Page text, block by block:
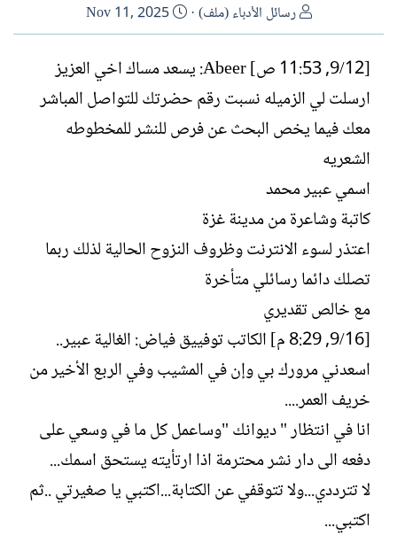
ا
ل
ك
ا
ت
ب
رسائل الأدباء (ملف)
ت
ا
ي
خ
ء
Nov 11, 2025
[12/‏9, 11:53 ص] Abeer: يسعد مساك اخي العزيز
ارسلت لي الزميله نسبت رقم حضرتك للتواصل المباشر
معك فيما يخص البحث عن فرص للنشر للمخطوطه
الشعريه
اسمي عبير محمد
كاتبة وشاعرة من مدينة غزة
اعتذر لسوء الانترنت وظروف النزوح الحالية لذلك ربما
تصلك دائما رسائلي متأخرة
مع خالص تقديري
[16/‏9, 8:29 م] الكاتب توفييق فياض: الغالية عبير..
اسعدني مرورك بي وإن في المشيب وفي الربع الأخير من
خريف العمر....
انا في انتظار " ديوانك "وساعمل كل ما في وسعي على
دفعه الى دار نشر محترمة اذا ارتأيته يستحق اسمك...
لا تترددي...ولا تتوقفي عن الكتابة...اكتبي يا صغيرتي ..ثم
اكتبي...